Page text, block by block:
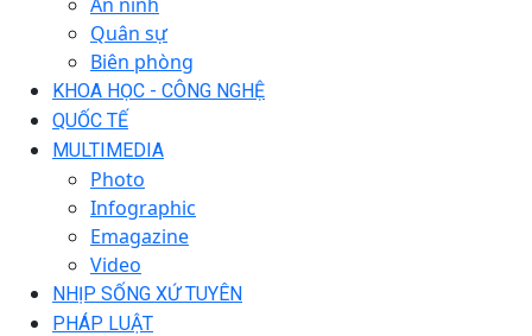
Quân sự
Biên phòng
KHOA HỌC - CÔNG NGHỆ
QUỐC TẾ
MULTIMEDIA
Photo
Infographic
Emagazine
Video
NHỊP SỐNG XỨ TUYÊN
PHÁP LUẬT